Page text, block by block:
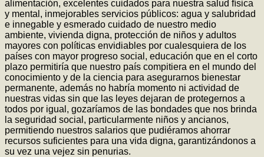
alimentación, excelentes cuidados para nuestra salud física
y mental, inmejorables servicios públicos: agua y salubridad
e innegable y esmerado cuidado de nuestro medio
ambiente, vivienda digna, protección de niños y adultos
mayores con políticas envidiables por cualesquiera de los
países con mayor progreso social, educación que en el corto
plazo permitiría que nuestro país compitiera en el mundo del
conocimiento y de la ciencia para asegurarnos bienestar
permanente, además no habría momento ni actividad de
nuestras vidas sin que las leyes dejaran de protegernos a
todos por igual, gozaríamos de las bondades que nos brinda
la seguridad social, particularmente niños y ancianos,
permitiendo nuestros salarios que pudiéramos ahorrar
recursos suficientes para una vida digna, garantizándonos a
su vez una vejez sin penurias.